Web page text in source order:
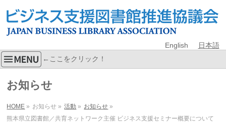
English 日本語
←ここをクリック！
お知らせ
HOME » お知らせ » 活動 » お知らせ »
熊本県立図書館／共育ネットワーク主催 ビジネス支援セミナー概要について